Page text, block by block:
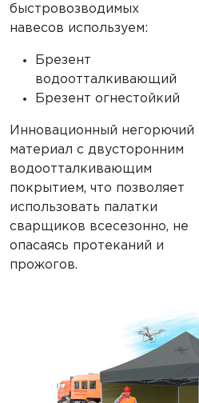
быстровозводимых
навесов используем:
Брезент
водоотталкивающий
Брезент огнестойкий
Инновационный негорючий
материал с двусторонним
водоотталкивающим
покрытием, что позволяет
использовать палатки
сварщиков всесезонно, не
опасаясь протеканий и
прожогов.